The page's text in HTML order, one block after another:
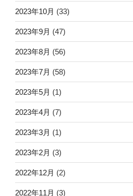
2023年10月 (33)
2023年9月 (47)
2023年8月 (56)
2023年7月 (58)
2023年5月 (1)
2023年4月 (7)
2023年3月 (1)
2023年2月 (3)
2022年12月 (2)
2022年11月 (3)